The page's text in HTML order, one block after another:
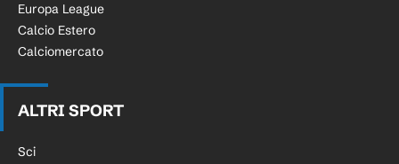
Europa League
Calcio Estero
Calciomercato
ALTRI SPORT
Sci